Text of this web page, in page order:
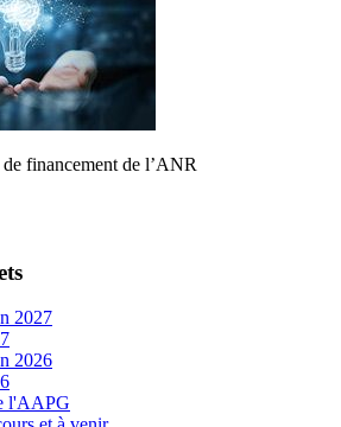
financement de l’ANR
2027
2026
l'AAPG